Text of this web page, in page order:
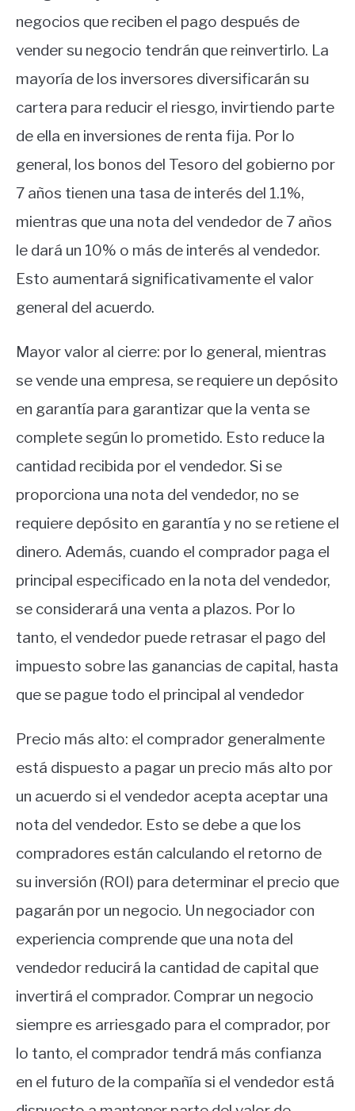
negocios que reciben el pago después de
vender su negocio tendrán que reinvertirlo. La
mayoría de los inversores diversificarán su
cartera para reducir el riesgo, invirtiendo parte
de ella en inversiones de renta fija. Por lo
general, los bonos del Tesoro del gobierno por
7 años tienen una tasa de interés del 1.1%,
mientras que una nota del vendedor de 7 años
le dará un 10% o más de interés al vendedor.
Esto aumentará significativamente el valor
general del acuerdo.
Mayor valor al cierre: por lo general, mientras
se vende una empresa, se requiere un depósito
en garantía para garantizar que la venta se
complete según lo prometido. Esto reduce la
cantidad recibida por el vendedor. Si se
proporciona una nota del vendedor, no se
requiere depósito en garantía y no se retiene el
dinero. Además, cuando el comprador paga el
principal especificado en la nota del vendedor,
se considerará una venta a plazos. Por lo
tanto, el vendedor puede retrasar el pago del
impuesto sobre las ganancias de capital, hasta
que se pague todo el principal al vendedor
Precio más alto: el comprador generalmente
está dispuesto a pagar un precio más alto por
un acuerdo si el vendedor acepta aceptar una
nota del vendedor. Esto se debe a que los
compradores están calculando el retorno de
su inversión (ROI) para determinar el precio que
pagarán por un negocio. Un negociador con
experiencia comprende que una nota del
vendedor reducirá la cantidad de capital que
invertirá el comprador. Comprar un negocio
siempre es arriesgado para el comprador, por
lo tanto, el comprador tendrá más confianza
en el futuro de la compañía si el vendedor está